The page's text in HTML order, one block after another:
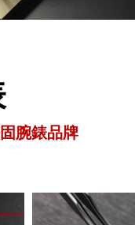
腕錶品牌